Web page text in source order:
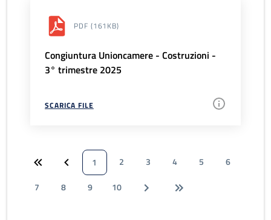
PDF (161KB)
Congiuntura Unioncamere - Costruzioni -
3° trimestre 2025
SCARICA FILE
1 2 3 4 5
6
7
8 9 10